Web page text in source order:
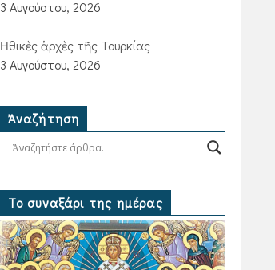
3 Αυγούστου, 2026
Ἠθικὲς ἀρχὲς τῆς Τουρκίας
3 Αυγούστου, 2026
Ἀναζήτηση
Το συναξάρι της ημέρας